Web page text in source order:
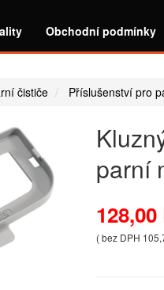
Obchodní podmínky
čističe Příslušenství pro
parní
( bez DPH